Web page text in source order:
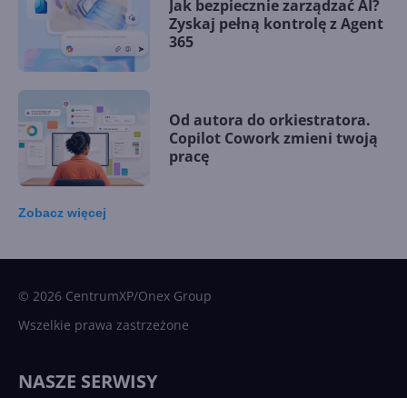
Jak bezpiecznie zarządzać AI?
Zyskaj pełną kontrolę z Agent
365
Od autora do orkiestratora.
Copilot Cowork zmieni twoją
pracę
Zobacz więcej
© 2026 CentrumXP/Onex Group
Wszelkie prawa zastrzeżone
NASZE SERWISY